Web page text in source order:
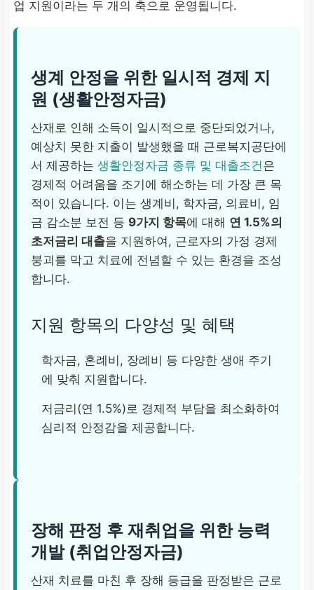
업 지원이라는 두 개의 축으로 운영됩니다.
생계 안정을 위한 일시적 경제 지
원 (생활안정자금)
산재로 인해 소득이 일시적으로 중단되었거나,
예상치 못한 지출이 발생했을 때 근로복지공단에
서 제공하는 생활안정자금 종류 및 대출조건은
경제적 어려움을 조기에 해소하는 데 가장 큰 목
적이 있습니다. 이는 생계비, 학자금, 의료비, 임
금 감소분 보전 등 9가지 항목에 대해 연 1.5%의
초저금리 대출을 지원하여, 근로자의 가정 경제
붕괴를 막고 치료에 전념할 수 있는 환경을 조성
합니다.
지원 항목의 다양성 및 혜택
학자금, 혼례비, 장례비 등 다양한 생애 주기
에 맞춰 지원합니다.
저금리(연 1.5%)로 경제적 부담을 최소화하여
심리적 안정감을 제공합니다.
장해 판정 후 재취업을 위한 능력
개발 (취업안정자금)
산재 치료를 마친 후 장해 등급을 판정받은 근로